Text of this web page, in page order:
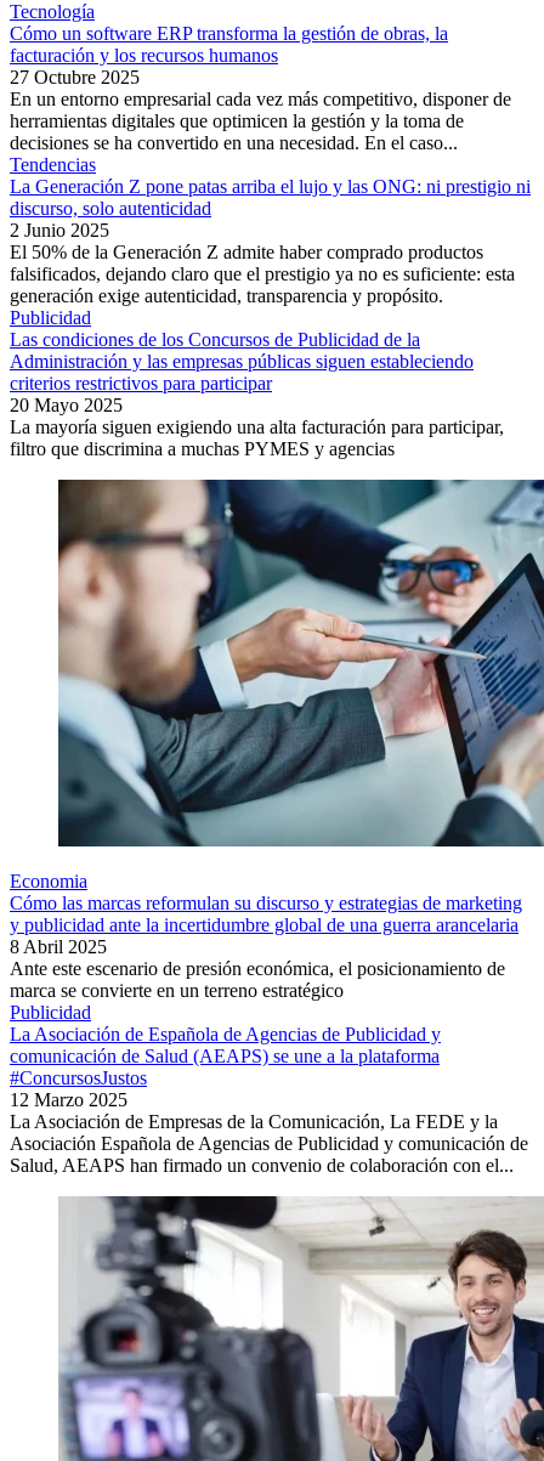
Tecnología
Cómo un software ERP transforma la gestión de obras, la
facturación y los recursos humanos
27 Octubre 2025
En un entorno empresarial cada vez más competitivo, disponer de
herramientas digitales que optimicen la gestión y la toma de
decisiones se ha convertido en una necesidad. En el caso...
Tendencias
La Generación Z pone patas arriba el lujo y las ONG: ni prestigio ni
discurso, solo autenticidad
2 Junio 2025
El 50% de la Generación Z admite haber comprado productos
falsificados, dejando claro que el prestigio ya no es suficiente: esta
generación exige autenticidad, transparencia y propósito.
Publicidad
Las condiciones de los Concursos de Publicidad de la
Administración y las empresas públicas siguen estableciendo
criterios restrictivos para participar
20 Mayo 2025
La mayoría siguen exigiendo una alta facturación para participar,
filtro que discrimina a muchas PYMES y agencias
Economia
Cómo las marcas reformulan su discurso y estrategias de marketing
y publicidad ante la incertidumbre global de una guerra arancelaria
8 Abril 2025
Ante este escenario de presión económica, el posicionamiento de
marca se convierte en un terreno estratégico
Publicidad
La Asociación de Española de Agencias de Publicidad y
comunicación de Salud (AEAPS) se une a la plataforma
#ConcursosJustos
12 Marzo 2025
La Asociación de Empresas de la Comunicación, La FEDE y la
Asociación Española de Agencias de Publicidad y comunicación de
Salud, AEAPS han firmado un convenio de colaboración con el...